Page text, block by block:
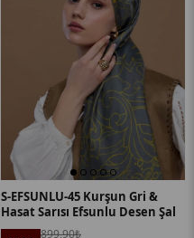
S-EFSUNLU-45 Kurşun Gri &
Hasat Sarısı Efsunlu Desen Şal
899,90₺